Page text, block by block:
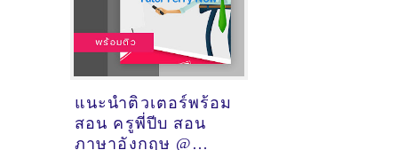
แนะนำติวเตอร์พร้อม
สอน ครูพี่ปีบ สอน
ภาษาอังกฤษ @